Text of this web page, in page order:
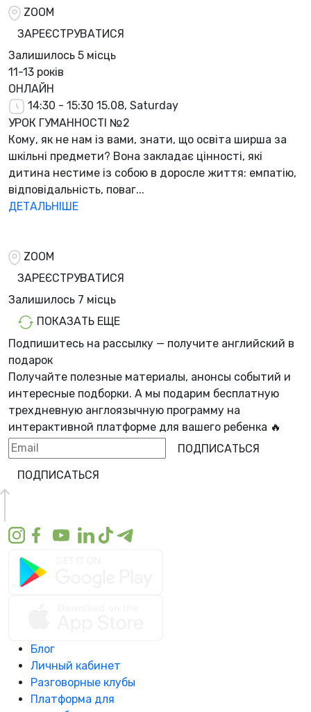
ZOOM
ЗАРЕЄСТРУВАТИСЯ
Залишилось 5 місць
11-13 років
ОНЛАЙН
14:30 - 15:30 15.08, Saturday
УРОК ГУМАННОСТІ №2
Кому, як не нам із вами, знати, що освіта ширша за
шкільні предмети? Вона закладає цінності, які
дитина нестиме із собою в доросле життя: емпатію,
відповідальність, поваг...
ДЕТАЛЬНІШЕ
ZOOM
ЗАРЕЄСТРУВАТИСЯ
Залишилось 7 місць
ПОКАЗАТЬ ЕЩЕ
Подпишитесь на рассылку — получите английский в
подарок
Получайте полезные материалы, анонсы событий и
интересные подборки. А мы подарим бесплатную
трехдневную англоязычную программу на
интерактивной платформе для вашего ребенка 🔥
ПОДПИСАТЬСЯ
ПОДПИСАТЬСЯ
Блог
Личный кабинет
Разговорные клубы
Платформа для